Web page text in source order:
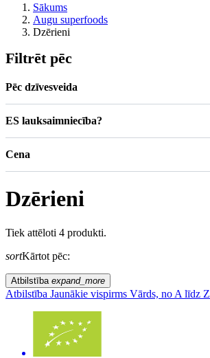
Sākums
Augu superfoods
Dzērieni
Filtrēt pēc
Pēc dzīvesveida
ES lauksaimniecība?
Cena
Dzērieni
Tiek attēloti 4 produkti.
sortKārtot pēc:
Atbilstība expand_more
Atbilstība Jaunākie vispirms Vārds, no A līdz Z